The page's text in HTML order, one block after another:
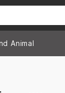
Animal